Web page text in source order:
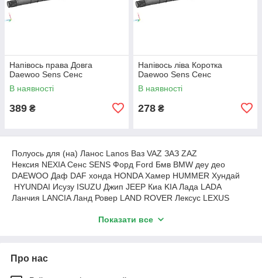
Напівось права Довга
Daewoo Sens Сенс
В наявності
389 ₴
Напівось ліва Коротка
Daewoo Sens Сенс
В наявності
278 ₴
Полуось для (на) Ланос Lanos Ваз VAZ ЗАЗ ZAZ
Нексия NEXIA Сенс SENS Форд Ford Бмв BMW деу део
DAEWOO Даф DAF хонда HONDA Хамер HUMMER Хундай
HYUNDAI Исузу ISUZU Джип JEEP Киа KIA Лада LADA
Ланчия LANCIA Ланд Ровер LAND ROVER Лексус LEXUS
MITSUBISHI Нисан NISSAN Пежо PEUGEOT Рено RENAULT
VW Фиат FIAT Опель Opel Нисан Nissan Дачия Дача DACIA
Ситроен CITROEN Крайслер Чери CHERY Шевроле
CHEVROLET Ауди AUDI Джили GELLY Митсцбиси Мазда
Показати все
Про нас